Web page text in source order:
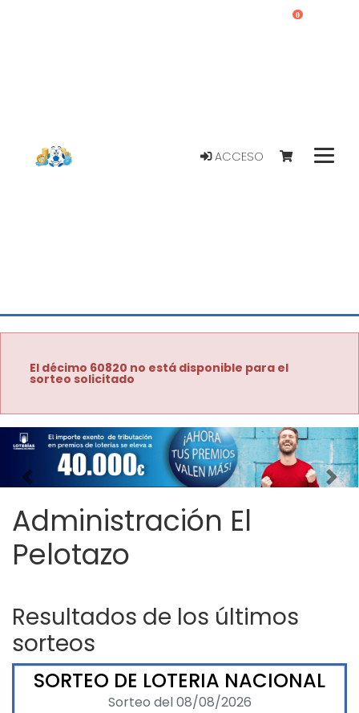
ACCESO
0
El décimo 60820 no está disponible para el
sorteo solicitado
Imagen anterior
Administración El
Pelotazo
Resultados de los últimos
sorteos
SORTEO DE LOTERIA NACIONAL
Sorteo del 08/08/2026